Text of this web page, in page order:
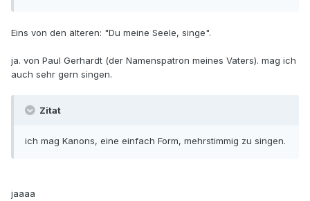
Eins von den älteren: "Du meine Seele, singe".
ja. von Paul Gerhardt (der Namenspatron meines Vaters). mag ich
auch sehr gern singen.
Zitat
ich mag Kanons, eine einfach Form, mehrstimmig zu singen.
jaaaa